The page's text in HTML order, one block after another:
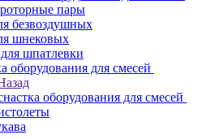
пары
безвоздушных
шнековых
шпатлевки
оборудования для смесей
оборудования для смесей